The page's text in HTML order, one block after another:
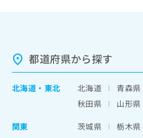
都道府県から探す
北海道 ・ 東北 北海道 青森県
秋田県
山形県
関東
茨城県 栃木県